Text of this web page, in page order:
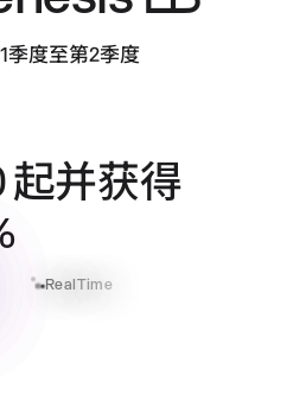
季度至第2季度
起并获得
RealTime